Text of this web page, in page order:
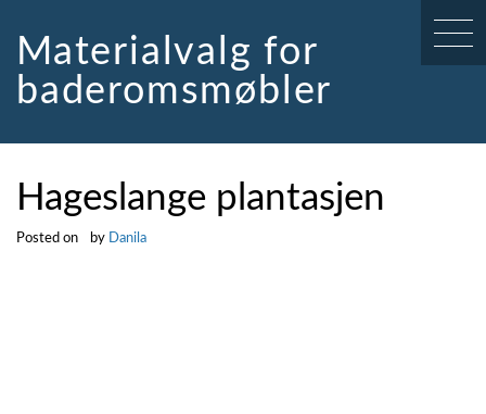
contentMaterialvalg for
baderomsmøbler
Hageslange plantasjen
Posted on by Danila